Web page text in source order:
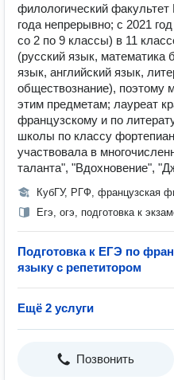
филологический
года непрерывно; с 2021
со 2 по 9 классы) в 11
(русский язык, математика
язык, английский язык,
обществознание), поэтому
этим предметам; лауреат
французскому и по
школы по классу
участвовала в
таланта", "Вдохновение",
КубГУ, РГФ, французская
Егэ, огэ, подготовка к
Подготовка к ЕГЭ по
языку с репетитором
Ещё 2 услуги
Позвонить